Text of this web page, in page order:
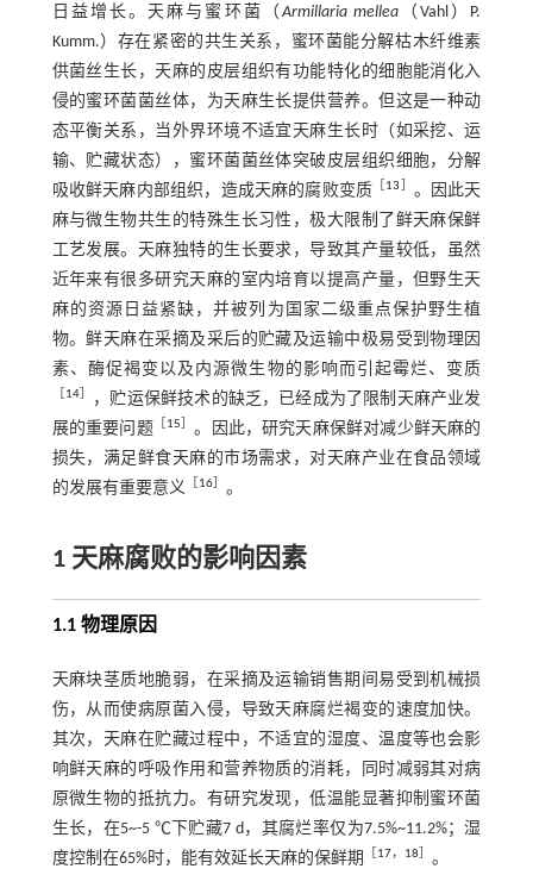
日益增长。天麻与蜜环菌（Armillaria mellea（Vahl）P.
Kumm.）存在紧密的共生关系，蜜环菌能分解枯木纤维素
供菌丝生长，天麻的皮层组织有功能特化的细胞能消化入
侵的蜜环菌菌丝体，为天麻生长提供营养。但这是一种动
态平衡关系，当外界环境不适宜天麻生长时（如采挖、运
输、贮藏状态），蜜环菌菌丝体突破皮层组织细胞，分解
吸收鲜天麻内部组织，造成天麻的腐败变质
13
。因此天
麻与微生物共生的特殊生长习性，极大限制了鲜天麻保鲜
工艺发展。天麻独特的生长要求，导致其产量较低，虽然
近年来有很多研究天麻的室内培育以提高产量，但野生天
麻的资源日益紧缺，并被列为国家二级重点保护野生植
物。鲜天麻在采摘及采后的贮藏及运输中极易受到物理因
素、酶促褐变以及内源微生物的影响而引起霉烂、变质
14］
，贮运保鲜技术的缺乏，已经成为了限制天麻产业发
展的重要问题［ 15
。因此，研究天麻保鲜对减少鲜天麻的
损失，满足鲜食天麻的市场需求，对天麻产业在食品领域
的发展有重要意义
16］ 。
1 天麻腐败的影响因素
1.1 物理原因
天麻块茎质地脆弱，在采摘及运输销售期间易受到机械损
伤，从而使病原菌入侵，导致天麻腐烂褐变的速度加快。
其次，天麻在贮藏过程中，不适宜的湿度、温度等也会影
响鲜天麻的呼吸作用和营养物质的消耗，同时减弱其对病
原微生物的抵抗力。有研究发现，低温能显著抑制蜜环菌
生长，在5~-5 ℃下贮藏7 d，其腐烂率仅为7.5%~11.2%；湿
度控制在65%时，能有效延长天麻的保鲜期
17， 18 。